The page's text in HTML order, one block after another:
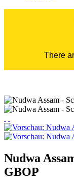
There
Nudwa
GBOP